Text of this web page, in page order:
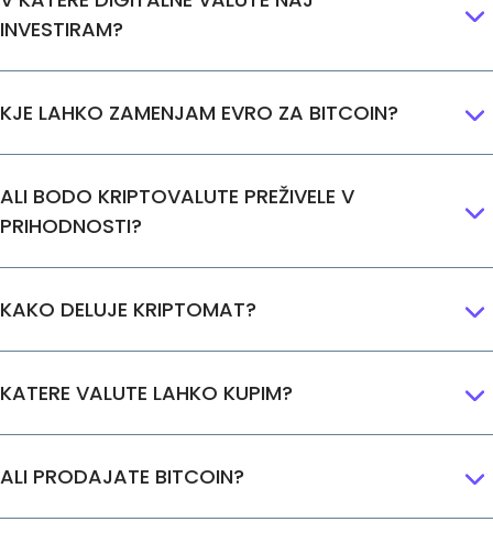
INVESTIRAM?
KJE LAHKO ZAMENJAM EVRO ZA BITCOIN?
ALI BODO KRIPTOVALUTE PREŽIVELE V
PRIHODNOSTI?
KAKO DELUJE KRIPTOMAT?
KATERE VALUTE LAHKO KUPIM?
ALI PRODAJATE BITCOIN?